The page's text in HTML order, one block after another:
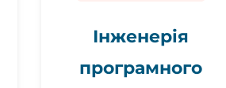
Інженерія
програмного